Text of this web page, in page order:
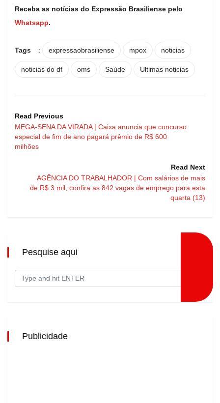
Receba as notícias do Expressão Brasiliense pelo
Whatsapp.
Tags : expressaobrasiliense mpox noticias
noticias do df oms Saúde Ultimas noticias
Read Previous
MEGA-SENA DA VIRADA | Caixa anuncia que concurso
especial de fim de ano pagará prêmio de R$ 600
milhões
Read Next
AGÊNCIA DO TRABALHADOR | Com salários de mais
de R$ 3 mil, confira as 842 vagas de emprego para esta
quarta (13)
Pesquise aqui
Publicidade